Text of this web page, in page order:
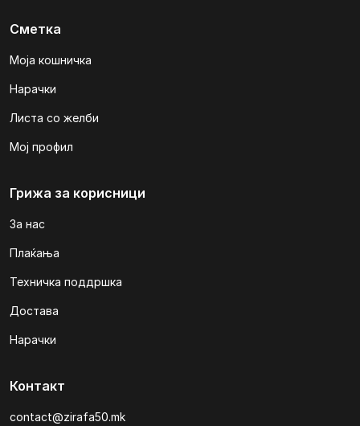
Сметка
Моја кошничка
Нарачки
Листа со желби
Мој профил
Грижа за корисници
За нас
Плаќања
Техничка поддршка
Достава
Нарачки
Контакт
contact@zirafa50.mk